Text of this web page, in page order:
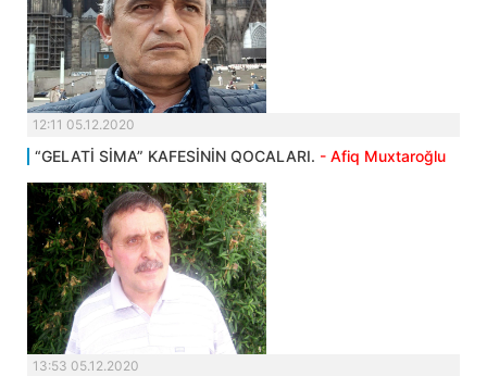
12:11 05.12.2020
“GELATİ SİMA” KAFESİNİN QOCALARI. - Afiq Muxtaroğlu
13:53 05.12.2020